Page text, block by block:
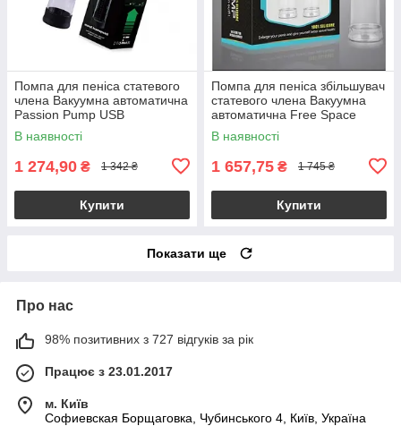
Помпа для пеніса статевого
члена Вакуумна автоматична
Passion Pump USB
В наявності
1 274,90 ₴ 1 342 ₴
Купити
Помпа для пеніса збільшувач
статевого члена Вакуумна
автоматична Free Space
В наявності
1 657,75 ₴ 1 745 ₴
Купити
Показати ще
Про нас
98% позитивних з 727 відгуків за рік
Працює з 23.01.2017
м. Київ
Софиевская Борщаговка, Чубинського 4, Київ, Україна